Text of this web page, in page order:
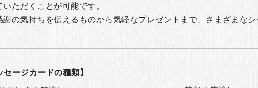
いただくことが可能です。
謝の気持ちを伝えるものから気軽なプレゼントまで、さまざまな
セージカードの種類】